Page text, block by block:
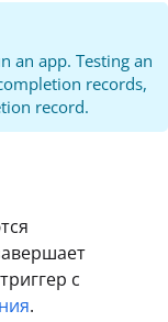
an app. Testing an
records,
record.
с
.